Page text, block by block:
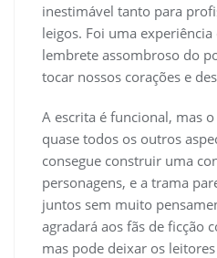
inestimável tanto para
leigos. Foi uma
lembrete assombroso do
tocar nossos corações e
A escrita é funcional, mas
quase todos os outros
consegue construir uma
personagens, e a trama
juntos sem muito
agradará aos fãs de ficção
mas pode deixar os